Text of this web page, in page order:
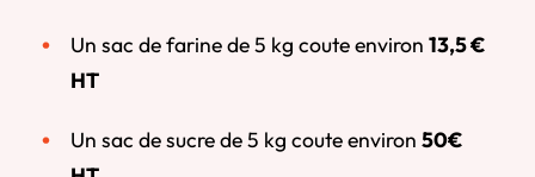
Un sac de farine de 5 kg coute environ 13,5€
HT
Un sac de sucre de 5 kg coute environ 50€